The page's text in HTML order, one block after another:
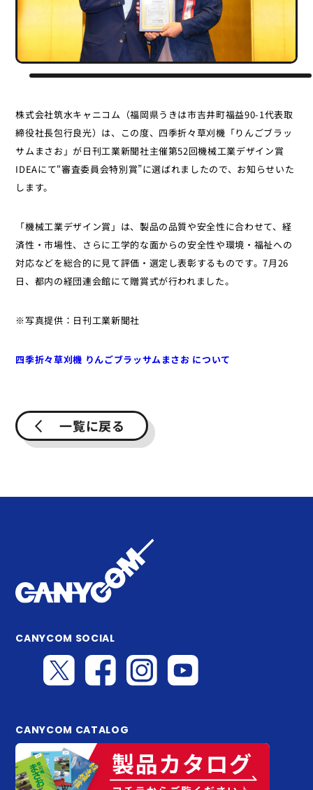
株式会社筑水キャニコム（福岡県うきは市吉井町福益90-1代表取
締役社長包行良光）は、この度、四季折々草刈機「りんごブラッ
サムまさお」が日刊工業新聞社主催第52回機械工業デザイン賞
IDEAにて“審査委員会特別賞”に選ばれましたので、お知らせいた
します。
「機械工業デザイン賞」は、製品の品質や安全性に合わせて、経
済性・市場性、さらに工学的な面からの安全性や環境・福祉への
対応などを総合的に見て評価・選定し表彰するものです。7月26
日、都内の経団連会館にて贈賞式が行われました。
※写真提供：日刊工業新聞社
四季折々草刈機 りんごブラッサムまさお について
一覧に戻る
CANYCOM SOCIAL
CANYCOM CATALOG